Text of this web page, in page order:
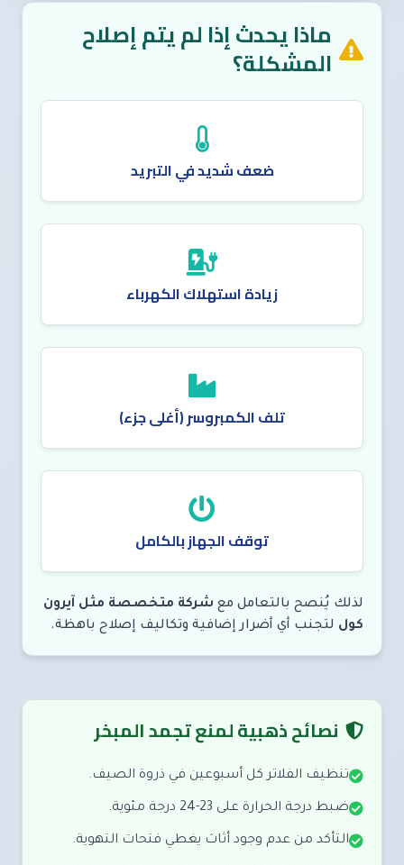
ماذا يحدث إذا لم يتم إصلاح
المشكلة؟
ضعف شديد في التبريد
زيادة استهلاك الكهرباء
تلف الكمبروسر (أغلى جزء)
توقف الجهاز بالكامل
لذلك يُنصح بالتعامل مع شركة متخصصة مثل آيرون
كول لتجنب أي أضرار إضافية وتكاليف إصلاح باهظة.
نصائح ذهبية لمنع تجمد المبخر
تنظيف الفلاتر كل أسبوعين في ذروة الصيف.
ضبط درجة الحرارة على 23-24 درجة مئوية.
التأكد من عدم وجود أثاث يغطي فتحات التهوية.